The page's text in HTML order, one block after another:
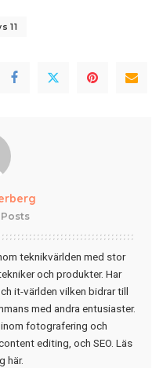
11
teknikvärlden med stor
och produkter. Har
it-världen vilken bidrar till
med andra entusiaster.
fotografering och
editing, och SEO. Läs
här.